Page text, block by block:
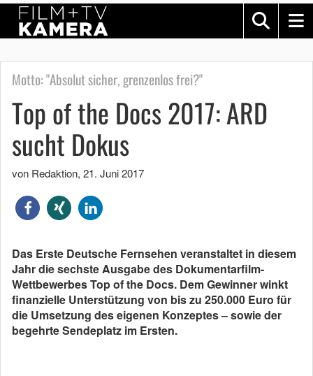
Motto: "Absolut sicher, grenzenlos frei?"
Top of the Docs 2017: ARD
sucht Dokus
von Redaktion, 21. Juni 2017
Das Erste Deutsche Fernsehen veranstaltet in diesem
Jahr die sechste Ausgabe des Dokumentarfilm-
Wettbewerbes Top of the Docs. Dem Gewinner winkt
finanzielle Unterstützung von bis zu 250.000 Euro für
die Umsetzung des eigenen Konzeptes – sowie der
begehrte Sendeplatz im Ersten.